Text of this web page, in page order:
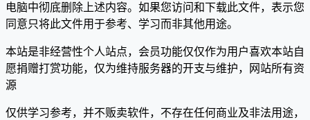
电脑中彻底删除上述内容。如果您访问和下载此文件，表示您
同意只将此文件用于参考、学习而非其他用途。
本站是非经营性个人站点，会员功能仅仅作为用户喜欢本站自
愿捐赠打赏功能，仅为维持服务器的开支与维护，网站所有资
源
仅供学习参考，并不贩卖软件，不存在任何商业及非法用途，